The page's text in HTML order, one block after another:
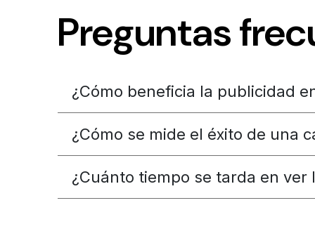
Preguntas
¿Cómo beneficia la publicidad
¿Cómo se mide el éxito de una
¿Cuánto tiempo se tarda en